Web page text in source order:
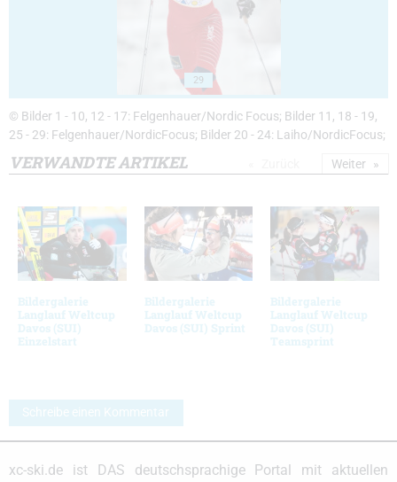
29
© Bilder 1 - 10, 12 - 17: Felgenhauer/Nordic Focus; Bilder 11, 18 - 19,
25 - 29: Felgenhauer/NordicFocus; Bilder 20 - 24: Laiho/NordicFocus;
VERWANDTE ARTIKEL
Bildergalerie
Langlauf Weltcup
Davos (SUI)
Einzelstart
Bildergalerie
Langlauf Weltcup
Davos (SUI) Sprint
Bildergalerie
Langlauf Weltcup
Davos (SUI)
Teamsprint
Weiter
Schreibe einen Kommentar
xc-ski.de ist DAS deutschsprachige Portal mit aktuellen